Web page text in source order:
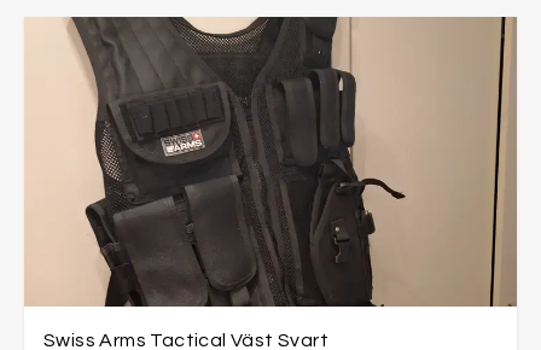
Swiss Arms Tactical Väst Svart